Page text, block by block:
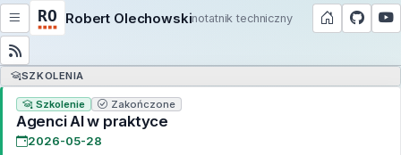
Robert Olechowskinotatnik techniczny
SZKOLENIA
Szkolenie Zakończone
Agenci AI w praktyce
2026-05-28